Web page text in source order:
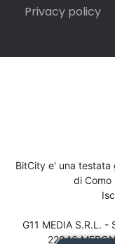
Privacy policy
BitCity e' una testata
di Como
G11 MEDIA S.R.L. -
22046